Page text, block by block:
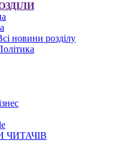
новини розділу
ЧИТАЧІВ